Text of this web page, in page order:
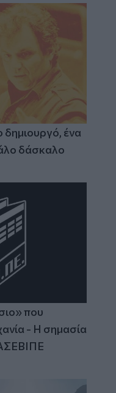
δημιουργό, ένα
δάσκαλο
που
- Η σημασία